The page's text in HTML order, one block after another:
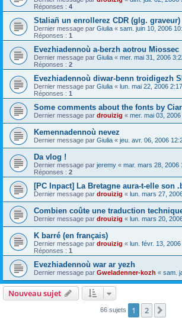
Réponses : 4
Staliañ un enrollerez CDR (glg. graveur)
Dernier message par Giulia « sam. juin 10, 2006
Réponses : 1
Evezhiadennoù a-berzh aotrou Miossec
Dernier message par Giulia « mer. mai 31, 2006
Réponses : 2
Evezhiadennoù diwar-benn troidigezh
Dernier message par Giulia « lun. mai 22, 2006
Réponses : 1
Some comments about the fonts by
Dernier message par drouizig « mer. mai 03,
Kemennadennoù nevez
Dernier message par Giulia « jeu. avr. 06, 2006
Da vlog !
Dernier message par jeremy « mar. mars 28, 2006
Réponses : 2
[PC Inpact] La Bretagne aura-t-elle son
Dernier message par drouizig « lun. mars 27,
Combien coûte une traduction
Dernier message par drouizig « lun. mars 20,
K barré (en français)
Dernier message par drouizig « lun. févr. 13,
Réponses : 1
Evezhiadennoù war ar yezh
Dernier message par Gweladenner-kozh « sam.
Nouveau sujet
66 sujets 1 2